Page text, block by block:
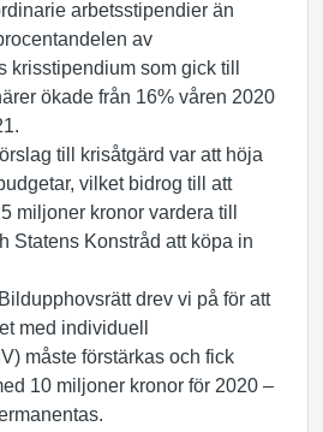
arbetsstipendier än
av
krisstipendium som gick till
ökade från 16% våren 2020
till krisåtgärd var att höja
vilket bidrog till att
miljoner kronor vardera till
Statens Konstråd att köpa in
drev vi på för att
med individuell
måste förstärkas och fick
10 miljoner kronor för 2020 –